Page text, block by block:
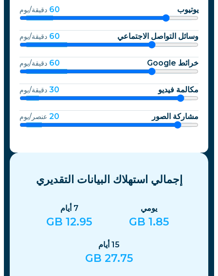
يوتيوب 60 دقيقة/يوم
وسائل التواصل الاجتماعي 60 دقيقة/يوم
خرائط Google 60 دقيقة/يوم
مكالمة فيديو 30 دقيقة/يوم
مشاركة الصور 20 عنصر/يوم
إجمالي استهلاك البيانات التقديري
يومي
1.85
7 أيام
12.95
15 أيام
27.75